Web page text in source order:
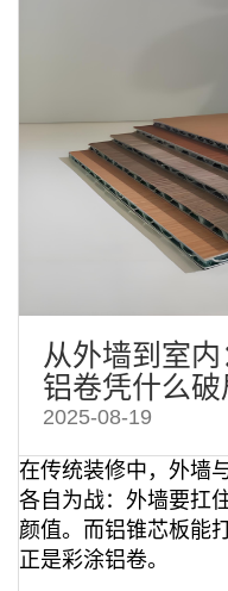
从外墙到室
铝卷凭什么破
2025-08-19
在传统装修中，外墙
各自为战：外墙要扛
颜值。而铝锥芯板能
正是彩涂铝卷。